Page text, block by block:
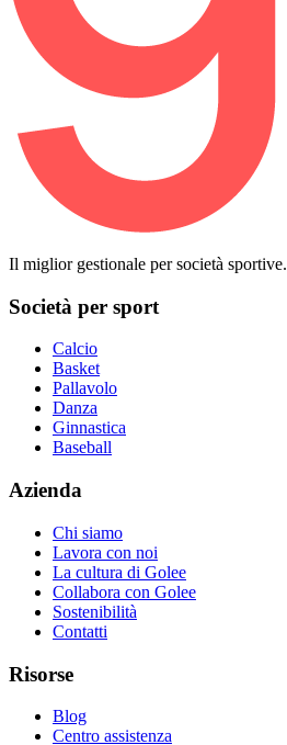
Il miglior gestionale per società sportive.
Società per sport
Calcio
Basket
Pallavolo
Danza
Ginnastica
Baseball
Azienda
Chi siamo
Lavora con noi
La cultura di Golee
Collabora con Golee
Sostenibilità
Contatti
Risorse
Blog
Centro assistenza